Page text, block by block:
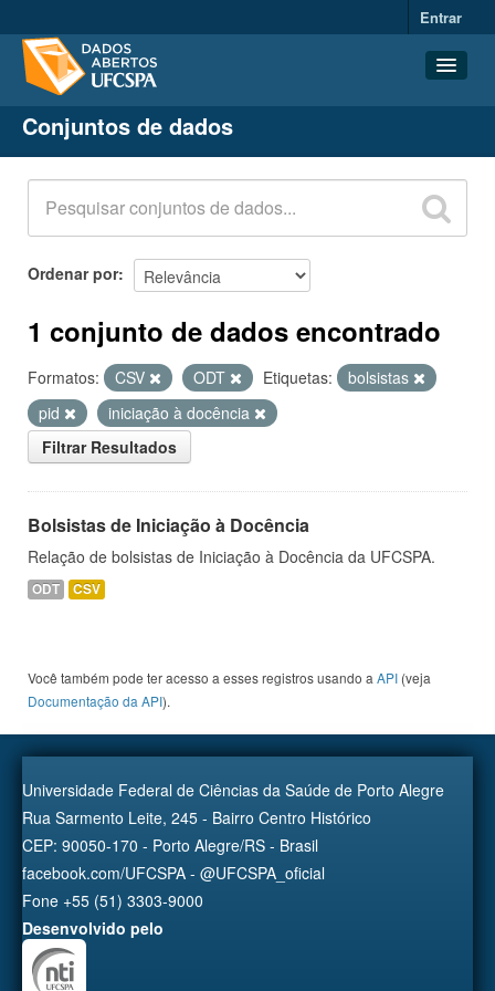
Entrar
Conjuntos de dados
Organizações
Grupos
Sobre
Conjuntos de dados
Ordenar por
1 conjunto de dados encontrado
Formatos: CSV ODT Etiquetas:
bolsistas
pid
iniciação à docência
Filtrar Resultados
Bolsistas de Iniciação à Docência
Relação de bolsistas de Iniciação à Docência da UFCSPA.
ODT CSV
Você também pode ter acesso a esses registros usando a API (veja
Documentação da API).
Universidade Federal de Ciências da Saúde de Porto Alegre
Rua Sarmento Leite, 245 - Bairro Centro Histórico
CEP: 90050-170 - Porto Alegre/RS - Brasil
facebook.com/UFCSPA - @UFCSPA_oficial
Fone +55 (51) 3303-9000
Desenvolvido pelo